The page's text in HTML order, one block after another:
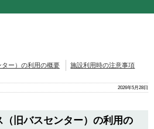
ー）の利用の概要 施設利用時の注意事項
2026年5月28日
（旧バスセンター）の利用の